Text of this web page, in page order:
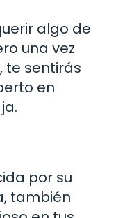
algo de
una vez
te sentirás
en
por su
también